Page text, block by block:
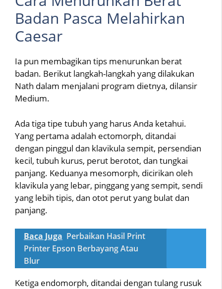
Badan Pasca Melahirkan
Caesar
Ia pun membagikan tips menurunkan berat
badan. Berikut langkah-langkah yang dilakukan
Nath dalam menjalani program dietnya, dilansir
Medium.
Ada tiga tipe tubuh yang harus Anda ketahui.
Yang pertama adalah ectomorph, ditandai
dengan pinggul dan klavikula sempit, persendian
kecil, tubuh kurus, perut berotot, dan tungkai
panjang. Keduanya mesomorph, dicirikan oleh
klavikula yang lebar, pinggang yang sempit, sendi
yang lebih tipis, dan otot perut yang bulat dan
panjang.
Baca Juga Perbaikan Hasil Print
Printer Epson Berbayang Atau
Blur
Ketiga endomorph, ditandai dengan tulang rusuk